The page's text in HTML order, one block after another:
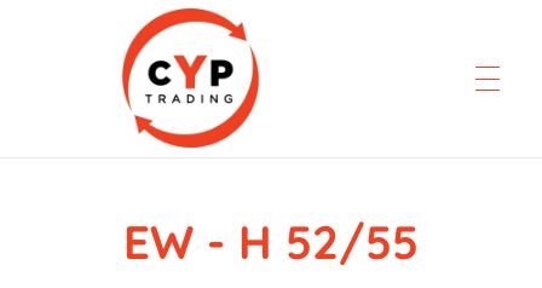
CYP Trading
Professionelle Ersatzteilbeschaffung
EW - H 52/55